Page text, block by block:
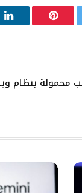
بينتيريست
بنظام